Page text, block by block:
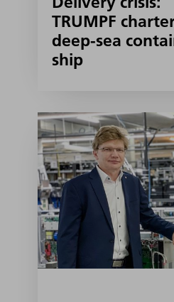
TRUMPF
deep-sea
ship